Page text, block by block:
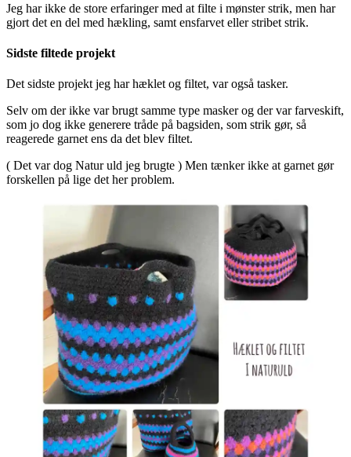
Jeg har ikke de store erfaringer med at filte i mønster strik, men har
gjort det en del med hækling, samt ensfarvet eller stribet strik.
Sidste filtede projekt
Det sidste projekt jeg har hæklet og filtet, var også tasker.
Selv om der ikke var brugt samme type masker og der var farveskift,
som jo dog ikke generere tråde på bagsiden, som strik gør, så
reagerede garnet ens da det blev filtet.
( Det var dog Natur uld jeg brugte ) Men tænker ikke at garnet gør
forskellen på lige det her problem.